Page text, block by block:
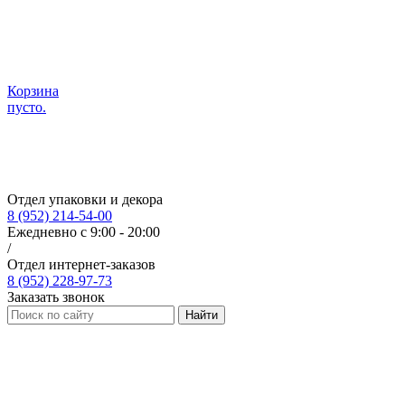
Корзина
пусто.
Отдел упаковки и декора
8 (952) 214-54-00
Ежедневно с 9:00 - 20:00
/
Отдел интернет-заказов
8 (952) 228-97-73
Заказать звонок
Найти